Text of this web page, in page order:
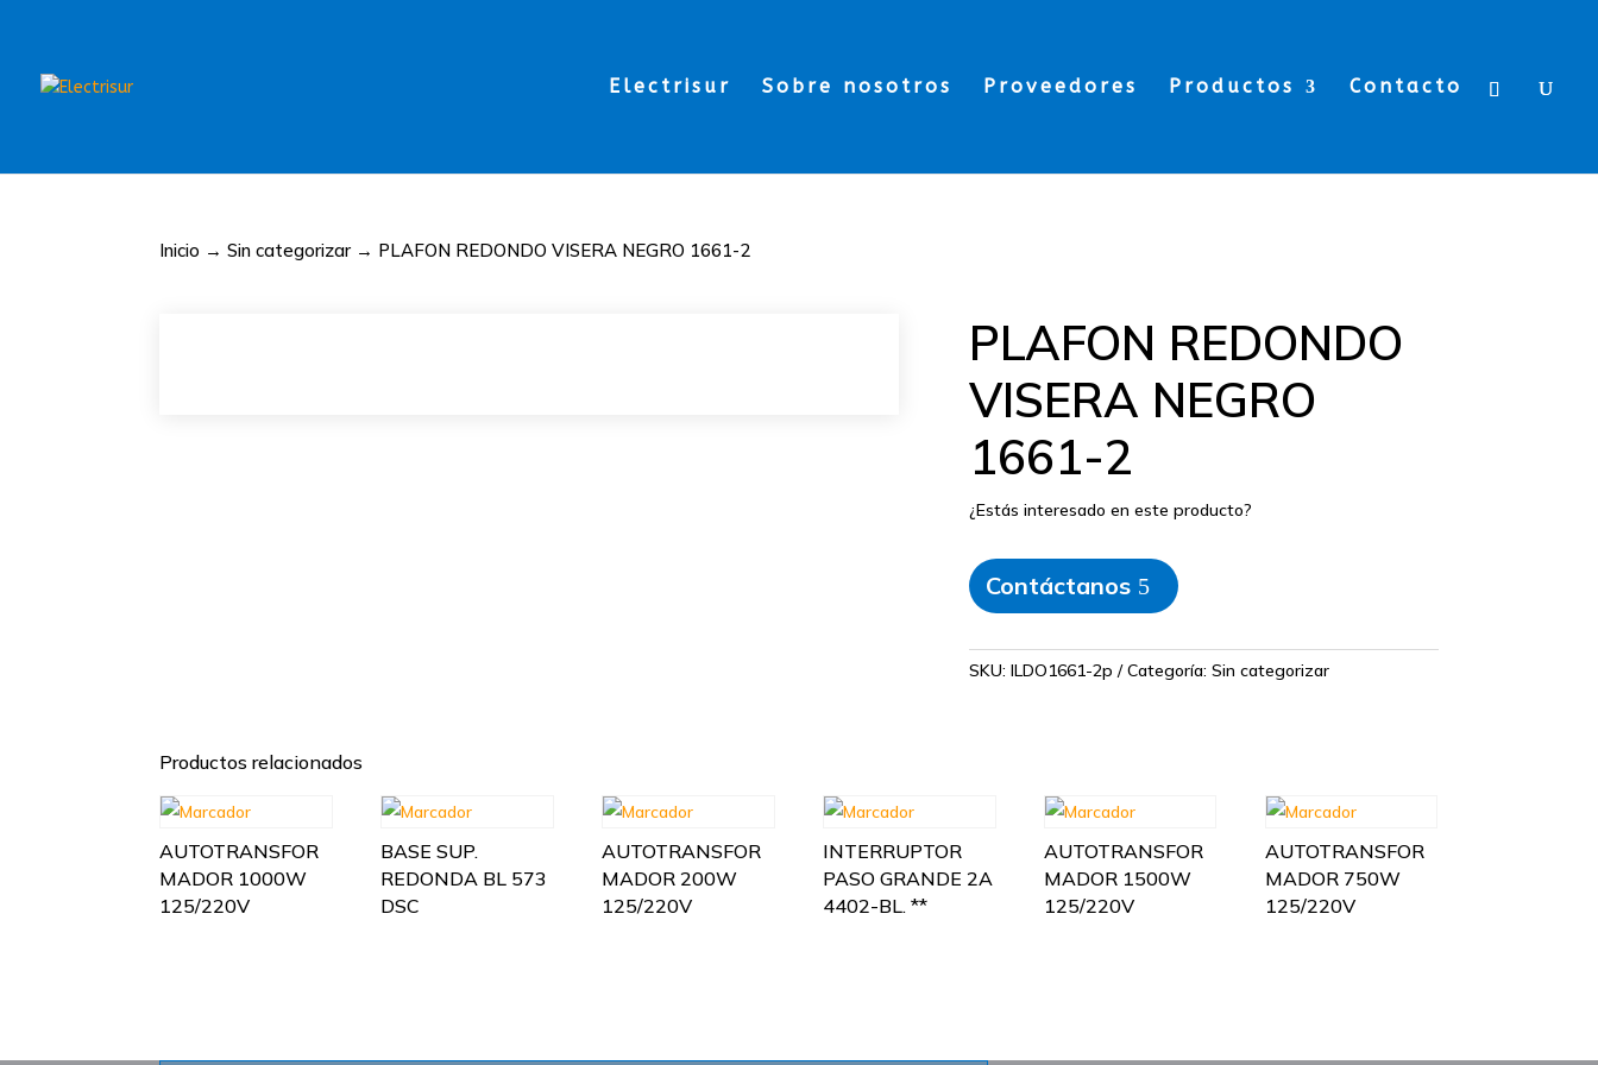
Electrisur Sobre nosotros Proveedores Productos Contacto
Inicio →Sin categorizar → PLAFON REDONDO VISERA NEGRO 1661-2
PLAFON REDONDO
VISERA NEGRO
1661-2
¿Estás interesado en este producto?
Contáctanos
SKU: ILDO1661-2p Categoría: Sin categorizar
Productos relacionados
AUTOTRANSFOR
MADOR 1000W
125/220V
BASE SUP.
REDONDA BL 573
DSC
AUTOTRANSFOR
MADOR 200W
125/220V
INTERRUPTOR
PASO GRANDE 2A
4402-BL. **
AUTOTRANSFOR
MADOR 1500W
125/220V
AUTOTRANSFOR
MADOR 750W
125/220V